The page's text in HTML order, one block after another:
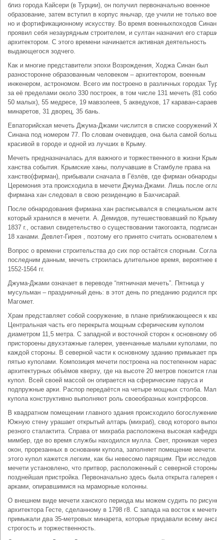
близ города Кайсери (в Турции), он получил первоначально военное
образование, затем вступил в корпус янычар, где учили не только
но и фортификационному искусству. Во время военныхпоходов Синан
проявил себя незаурядным строителем, и султан назначил его
архитектором. С этого времени начинается активная деятельность
выдающегося зодчего.
Как и многие представители эпохи Возрождения, Ходжа Синан был
разносторонне образованным человеком – архитектором, военным
инженером, астрономом. Всего им построено в различных городах
за её пределами около 330 построек, в том числе 131 мечеть (81
50 малых), 55 медресе, 19 мавзолеев, 5 акведуков, 17 караван-
минаретов, 31 дворец, 35 бань.
Евпаторийская мечеть Джума-Джами числится в списке сооружений
Синана под номером 77. По словам очевидцев, она была самой
красивой в городе и одной из лучших в Крыму.
Мечеть предназначалась для важного и торжественного в жизни
ханства события. Крымские ханы, получавшие в Стамбуле права на
ханство(фирман), прибывали сначала в Гёзлёв, где фирман
Церемония эта происходила в мечети Джума-Джами. Лишь после
фирмана хан следовал в свою резиденцию в Бахчисарай.
После обнародования фирмана хан расписывался в специальном
который хранился в мечети. А. Демидов, путешествовавший по
1837 г., оставил свидетельство о существовании такогоакта,
18 ханами. Девлет-Гирея , поэтому его принято считать основателем
Вопрос о времени строительства до сих пор остаётся спорным.
последним данным, мечеть строилась длительное время, вероятнее
1552-1564 гг.
Джума-Джами означает в переводе “пятничная мечеть”. Пятница у
мусульман – праздничный день: в этот день по рпеданию родился
Магомет.
Храм представляет собой сооружение, в плане приближающееся к
Центральная часть его перекрыта мощным сферическим куполом
диаметром 11,5 метра. С западной и восточной сторон к основному
пристороены двухэтажные галереи, увенчанные малыми куполами,
каждой стороны. В северной части к основному зданию примыкает
пятью куполами. Композиция мечети построена на постепенном
архитектурных объёмов кверху, где на высоте 20 метров покоится
купол. Всей своей массой он опирается на сферические паруса и
подпружные арки. Распор передаётся на четыре мощных столба.
купола конструктивно выполняют роль своеобразных контрфорсов.
В квадратном помещении главного здания происходило
Южную стену урашает открытый алтарь (михраб), свод которого
резного сталактита. Справа от михраба расположена высокая
мимбер, где во время службы находился мулла. Свет, проникая
окон, прорезанных в основании купола, заполняет помещение
этого купол кажется легким, как бы невесомо парящим. При
мечети установлено, что притвор, расположенный с северной
позднейшая пристройка. Первоначально здесь была открыта галерея
арками, опиравшимися на мраморные колонны.
О внешнем виде мечети ханского периода мы можем судить по
архитектора Гесте, сделанному в 1798 г8. С запада на восток к
примыкали два 35-метровых минарета, которые придавали всему
строгость и торжественность.